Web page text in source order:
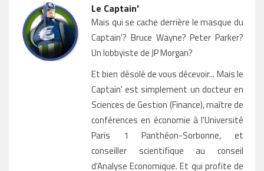
Le Captain'
Mais qui se cache derrière le masque du
Captain'? Bruce Wayne? Peter Parker?
Un lobbyiste de JP Morgan?
Et bien désolé de vous décevoir... Mais le
Captain' est simplement un docteur en
Sciences de Gestion (Finance), maître de
conférences en économie à l'Université
Paris 1 Panthéon-Sorbonne, et
conseiller scientifique au conseil
d'Analyse Economique. Et qui profite de